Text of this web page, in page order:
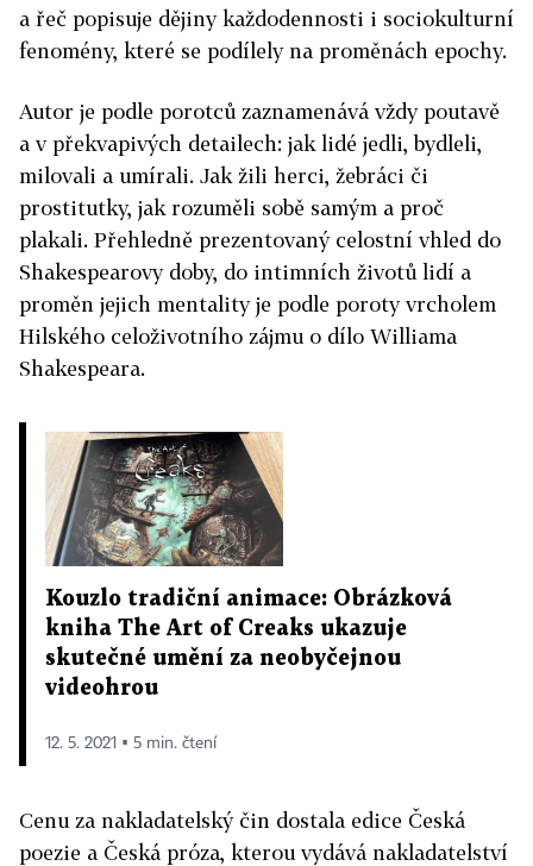
a řeč popisuje dějiny každodennosti i sociokulturní
fenomény, které se podílely na proměnách epochy.
Autor je podle porotců zaznamenává vždy poutavě
a v překvapivých detailech: jak lidé jedli, bydleli,
milovali a umírali. Jak žili herci, žebráci či
prostitutky, jak rozuměli sobě samým a proč
plakali. Přehledně prezentovaný celostní vhled do
Shakespearovy doby, do intimních životů lidí a
proměn jejich mentality je podle poroty vrcholem
Hilského celoživotního zájmu o dílo Williama
Shakespeara.
Kouzlo tradiční animace: Obrázková
kniha The Art of Creaks ukazuje
skutečné umění za neobyčejnou
videohrou
12. 5. 2021 ▪ 5 min. čtení
Cenu za nakladatelský čin dostala edice Česká
poezie a Česká próza, kterou vydává nakladatelství